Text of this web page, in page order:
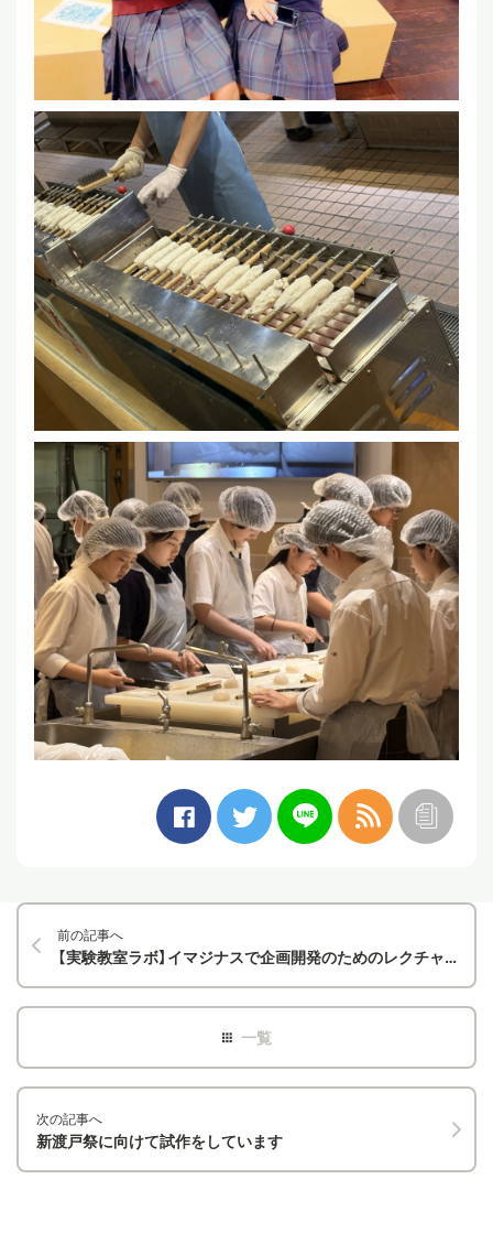
前の記事へ
【実験教室ラボ】イマジナスで企画開発のためのレクチャーを受けました！
次の記事へ
新渡戸祭に向けて試作をしています